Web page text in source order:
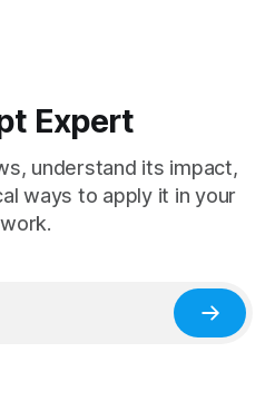
Expert
understand its impact,
ways to apply it in your
work.